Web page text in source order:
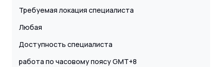
Требуемая локация специалиста
Любая
Доступность специалиста
работа по часовому поясу GMT+8